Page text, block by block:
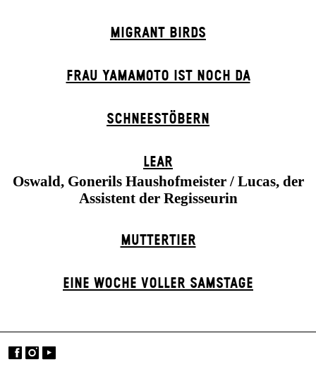
MIGRANT BIRDS
FRAU YAMAMOTO IST NOCH DA
SCHNEE­STÖBERN
LEAR
Oswald, Gonerils Haushofmeister / Lucas, der
Assistent der Regisseurin
MUTTER­TIER
EINE WOCHE VOLLER SAMSTAGE